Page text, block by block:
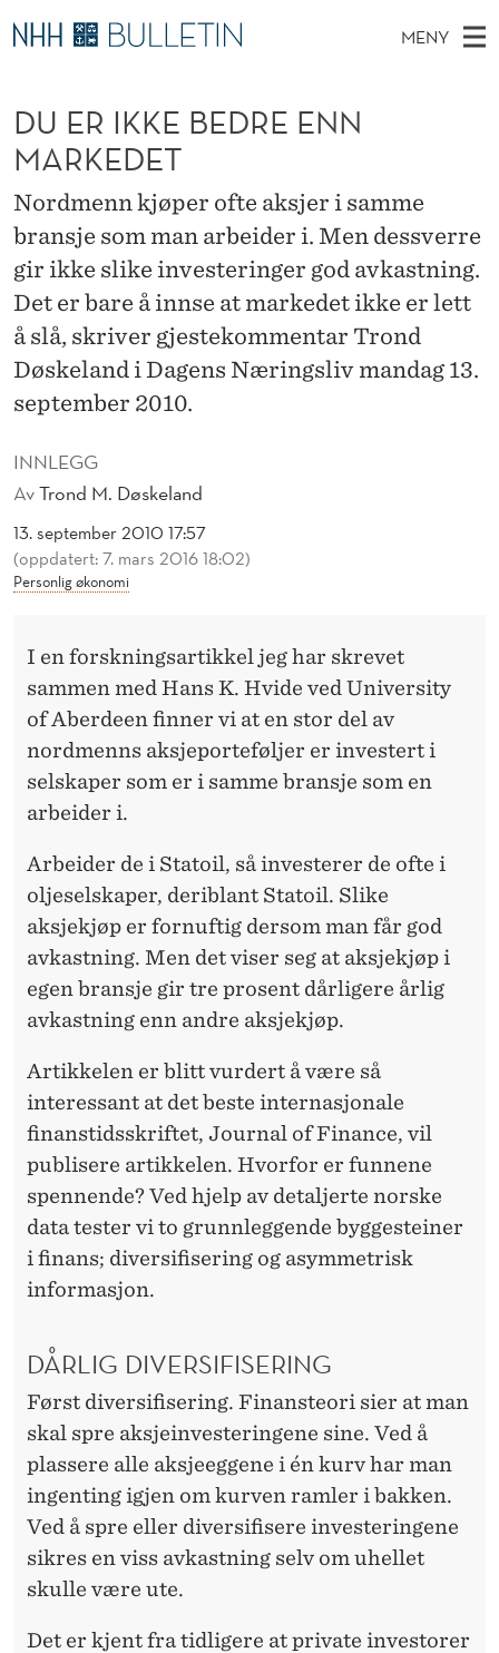
D
U
E
R
K
K
E
B
E
R
E
E
N
MENY
V
E
D
M
E
N
Y
K
I
N
E
T
T
S
T
E
E
T
Stipendiater og nye forskerprofiler
Disputaser
Ekspertutvalg
Om Bulletin
INNLEGG
AvTrond M. Døskeland
13. september 2010 17:57
(oppdatert: 7. mars 2016 18:02)
Personlig økonomi
DU ER IKKE BEDRE ENN
MARKEDET
Nordmenn kjøper ofte aksjer i samme
bransje som man arbeider i. Men dessverre
gir ikke slike investeringer god avkastning.
Det er bare å innse at markedet ikke er lett
å slå, skriver gjestekommentar Trond
Døskeland i Dagens Næringsliv mandag 13.
september 2010.
I en forskningsartikkel jeg har skrevet
sammen med Hans K. Hvide ved University
of Aberdeen finner vi at en stor del av
nordmenns aksjeporteføljer er investert i
selskaper som er i samme bransje som en
arbeider i.
Arbeider de i Statoil, så investerer de ofte i
oljeselskaper, deriblant Statoil. Slike
aksjekjøp er fornuftig dersom man får god
avkastning. Men det viser seg at aksjekjøp i
egen bransje gir tre prosent dårligere årlig
avkastning enn andre aksjekjøp.
Artikkelen er blitt vurdert å være så
interessant at det beste internasjonale
finanstidsskriftet, Journal of Finance, vil
publisere artikkelen. Hvorfor er funnene
spennende? Ved hjelp av detaljerte norske
data tester vi to grunnleggende byggesteiner
i finans; diversifisering og asymmetrisk
informasjon.
DÅRLIG DIVERSIFISERING
Først diversifisering. Finansteori sier at man
skal spre aksjeinvesteringene sine. Ved å
plassere alle aksjeeggene i én kurv har man
ingenting igjen om kurven ramler i bakken.
Ved å spre eller diversifisere investeringene
sikres en viss avkastning selv om uhellet
skulle være ute.
Det er kjent fra tidligere at private investorer